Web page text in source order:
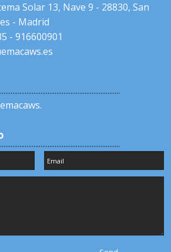
Solar 13, Nave 9 - 28830, San
- Madrid
- 916600901